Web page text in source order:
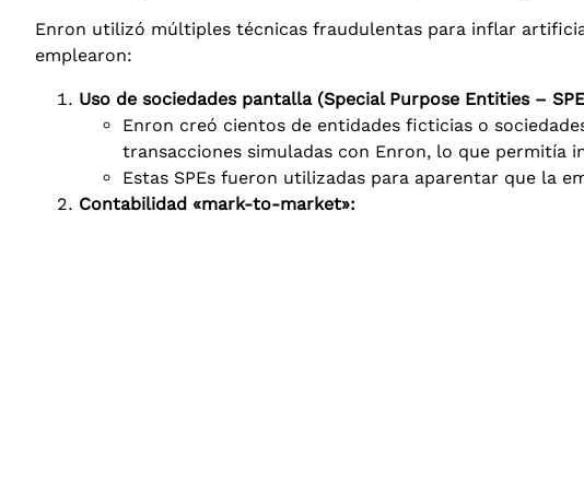
Enron utilizó múltiples técnicas fraudulentas para inflar
emplearon:
Uso de sociedades pantalla (Special Purpose Entities –
Enron creó cientos de entidades ficticias o
transacciones simuladas con Enron, lo que permitía
Estas SPEs fueron utilizadas para aparentar que la
Contabilidad «mark-to-market»: